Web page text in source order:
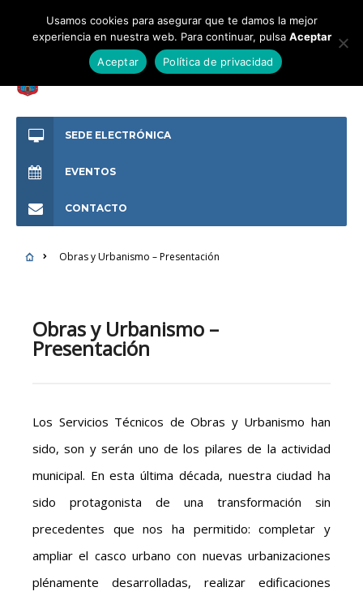
SEDE ELECTRÓNICA
EVENTOS
CONTACTO
Obras y Urbanismo – Presentación
Obras y Urbanismo –
Presentación
Los Servicios Técnicos de Obras y Urbanismo han
sido, son y serán uno de los pilares de la actividad
municipal. En esta última década, nuestra ciudad ha
sido protagonista de una transformación sin
precedentes que nos ha permitido: completar y
ampliar el casco urbano con nuevas urbanizaciones
plénamente desarrolladas, realizar edificaciones
Usamos cookies para asegurar que te damos la mejor
experiencia en nuestra web. Para continuar, pulsa Aceptar
Aceptar
Política de privacidad